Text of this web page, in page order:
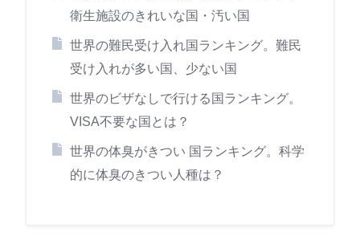
衛生施設のきれいな国・汚い国
世界の難民受け入れ国ランキング。難民
受け入れが多い国、少ない国
世界のビザなしで行ける国ランキング。
VISA不要な国とは？
世界の体臭がきつい 国ランキング。科学
的に体臭のきつい人種は？